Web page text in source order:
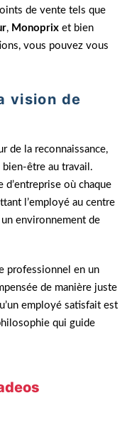
de vente tels que
, Monoprix et bien
vous pouvez vous
vision de
de la reconnaissance,
être au travail.
d’entreprise où chaque
l’employé au centre
environnement de
professionnel en un
de manière juste
employé satisfait est
qui guide